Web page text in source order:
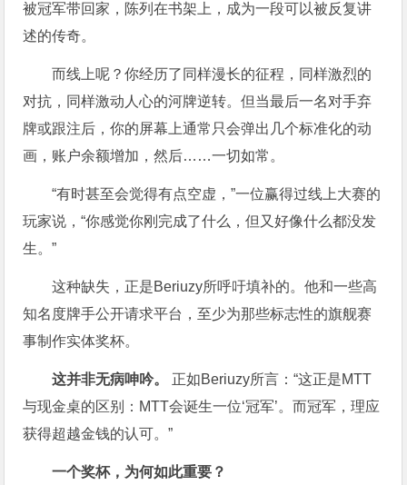
被冠军带回家，陈列在书架上，成为一段可以被反复讲
述的传奇。
而线上呢？你经历了同样漫长的征程，同样激烈的
对抗，同样激动人心的河牌逆转。但当最后一名对手弃
牌或跟注后，你的屏幕上通常只会弹出几个标准化的动
画，账户余额增加，然后……一切如常。
“有时甚至会觉得有点空虚，”一位赢得过线上大赛的
玩家说，“你感觉你刚完成了什么，但又好像什么都没发
生。”
这种缺失，正是Beriuzy所呼吁填补的。他和一些高
知名度牌手公开请求平台，至少为那些标志性的旗舰赛
事制作实体奖杯。
这并非无病呻吟。
正如Beriuzy所言：“这正是MTT
与现金桌的区别：MTT会诞生一位‘冠军’。而冠军，理应
获得超越金钱的认可。”
一个奖杯，为何如此重要？